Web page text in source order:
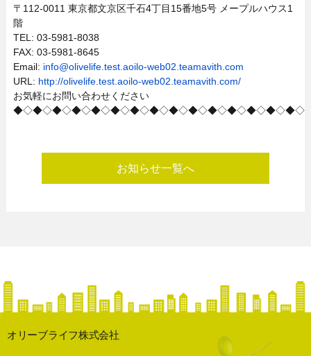
〒112-0011 東京都文京区千石4丁目15番地5号 メープルハウス1
階
TEL: 03-5981-8038
FAX: 03-5981-8645
Email: info@olivelife.test.aoilo-web02.teamavith.com
URL: http://olivelife.test.aoilo-web02.teamavith.com/
お気軽にお問い合わせください
◆◇◆◇◆◇◆◇◆◇◆◇◆◇◆◇◆◇◆◇◆◇◆◇◆◇◆◇◆◇
お知らせ一覧へ
オリーブライフ株式会社